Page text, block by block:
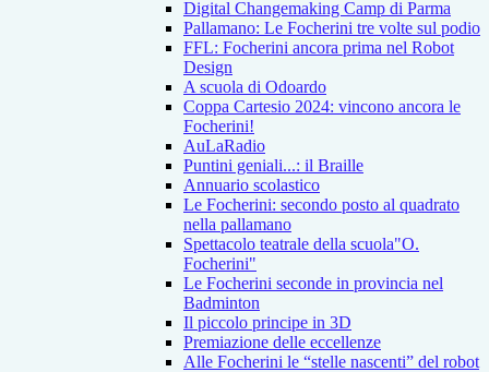
Digital Changemaking Camp di Parma
Pallamano: Le Focherini tre volte sul podio
FFL: Focherini ancora prima nel Robot
Design
A scuola di Odoardo
Coppa Cartesio 2024: vincono ancora le
Focherini!
AuLaRadio
Puntini geniali...: il Braille
Annuario scolastico
Le Focherini: secondo posto al quadrato
nella pallamano
Spettacolo teatrale della scuola"O.
Focherini"
Le Focherini seconde in provincia nel
Badminton
Il piccolo principe in 3D
Premiazione delle eccellenze
Alle Focherini le “stelle nascenti” del robot